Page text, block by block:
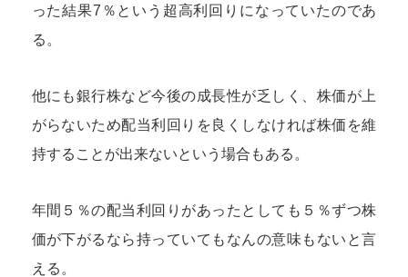
った結果7％という超高利回りになっていたのであ
る。
他にも銀行株など今後の成長性が乏しく、株価が上
がらないため配当利回りを良くしなければ株価を維
持することが出来ないという場合もある。
年間５％の配当利回りがあったとしても５％ずつ株
価が下がるなら持っていてもなんの意味もないと言
える。